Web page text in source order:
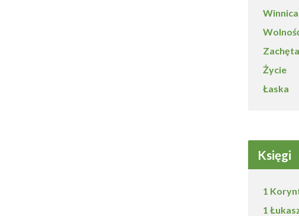
Winnica
Zachęta
Życie
Łaska
Księgi
1
1